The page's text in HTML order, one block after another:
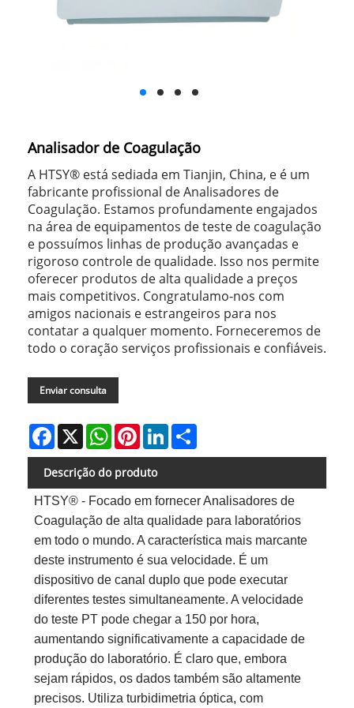
Analisador de Coagulação
A HTSY® está sediada em Tianjin, China, e é um
fabricante profissional de Analisadores de
Coagulação. Estamos profundamente engajados
na área de equipamentos de teste de coagulação
e possuímos linhas de produção avançadas e
rigoroso controle de qualidade. Isso nos permite
oferecer produtos de alta qualidade a preços
mais competitivos. Congratulamo-nos com
amigos nacionais e estrangeiros para nos
contatar a qualquer momento. Forneceremos de
todo o coração serviços profissionais e confiáveis.
Enviar consulta
Facebook
X WhatsAppPinterestLinkedIn
Descrição do produto
HTSY® - Focado em fornecer Analisadores de
Coagulação de alta qualidade para laboratórios
em todo o mundo. A característica mais marcante
deste instrumento é sua velocidade. É um
dispositivo de canal duplo que pode executar
diferentes testes simultaneamente. A velocidade
do teste PT pode chegar a 150 por hora,
aumentando significativamente a capacidade de
produção do laboratório. É claro que, embora
sejam rápidos, os dados também são altamente
precisos. Utiliza turbidimetria óptica, com